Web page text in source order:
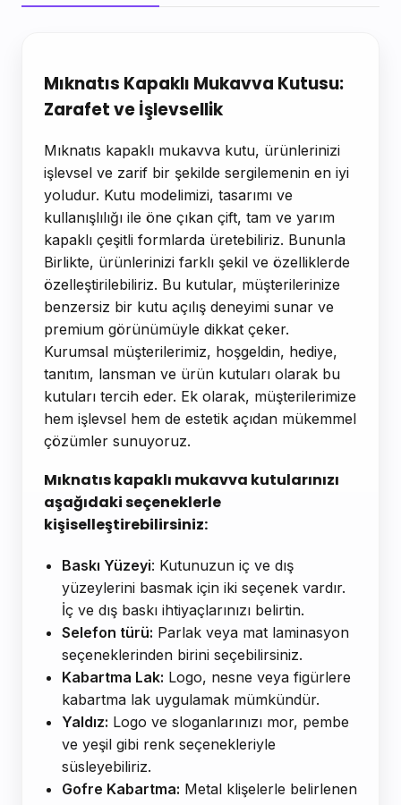
Mıknatıs Kapaklı Mukavva Kutusu:
Zarafet ve İşlevsellik
Mıknatıs kapaklı mukavva kutu, ürünlerinizi
işlevsel ve zarif bir şekilde sergilemenin en iyi
yoludur. Kutu modelimizi, tasarımı ve
kullanışlılığı ile öne çıkan çift, tam ve yarım
kapaklı çeşitli formlarda üretebiliriz. Bununla
Birlikte, ürünlerinizi farklı şekil ve özelliklerde
özelleştirilebiliriz. Bu kutular, müşterilerinize
benzersiz bir kutu açılış deneyimi sunar ve
premium görünümüyle dikkat çeker.
Kurumsal müşterilerimiz, hoşgeldin, hediye,
tanıtım, lansman ve ürün kutuları olarak bu
kutuları tercih eder. Ek olarak, müşterilerimize
hem işlevsel hem de estetik açıdan mükemmel
çözümler sunuyoruz.
Mıknatıs kapaklı mukavva kutularınızı
aşağıdaki seçeneklerle
kişiselleştirebilirsiniz:
Baskı Yüzeyi: Kutunuzun iç ve dış
yüzeylerini basmak için iki seçenek vardır.
İç ve dış baskı ihtiyaçlarınızı belirtin.
Selefon türü: Parlak veya mat laminasyon
seçeneklerinden birini seçebilirsiniz.
Kabartma Lak: Logo, nesne veya figürlere
kabartma lak uygulamak mümkündür.
Yaldız: Logo ve sloganlarınızı mor, pembe
ve yeşil gibi renk seçenekleriyle
süsleyebiliriz.
Gofre Kabartma: Metal klişelerle belirlenen